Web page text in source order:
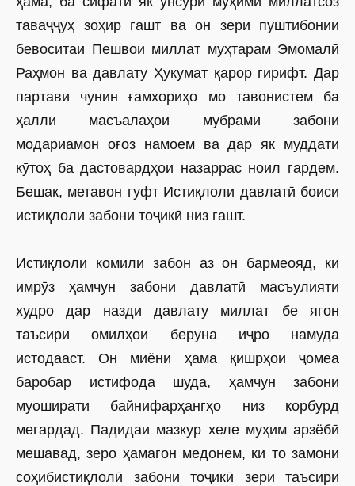
таваҷҷуҳ зоҳир гашт ва он зери пуштибонии
бевоситаи Пешвои миллат муҳтарам Эмомалӣ
Раҳмон ва давлату Ҳукумат қарор гирифт. Дар
партави чунин ғамхориҳо мо тавонистем ба
ҳалли масъалаҳои мубрами забони
модариамон оғоз намоем ва дар як муддати
кӯтоҳ ба даст­овардҳои назаррас ноил гардем.
Бешак, метавон гуфт Истиқлоли давлатӣ боиси
истиқлоли забони тоҷикӣ низ гашт.
Истиқлоли комили забон аз он бармеояд, ки
имрӯз ҳамчун забони давлатӣ масъулия­ти
худро дар назди давлату миллат бе ягон
таъсири омилҳои беруна иҷро намуда
истодааст. Он миёни ҳама қишрҳои ҷомеа
баробар истифода шуда, ҳамчун забони
муоширати байнифарҳангҳо низ корбурд
мегардад. Падидаи мазкур хеле муҳим арзёбӣ
мешавад, зеро ҳамагон медонем, ки то замони
соҳибистиқлолӣ забони тоҷикӣ зери таъсири